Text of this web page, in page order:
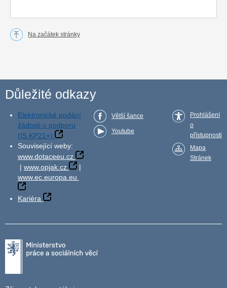
Na začátek stránky
Důležité odkazy
Elektronické podání
žádosti o podporu
(IS KP21+)
Související weby:
www.dotaceeu.cz
| www.opjak.cz
|
www.ec.europa.eu
Kariéra
Větší šance
Youtube
Prohlášení
o
přístupnosti
Mapa
Stránek